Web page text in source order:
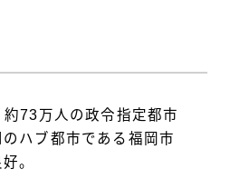
73万人の政令指定都市
ハブ都市である福岡市
。